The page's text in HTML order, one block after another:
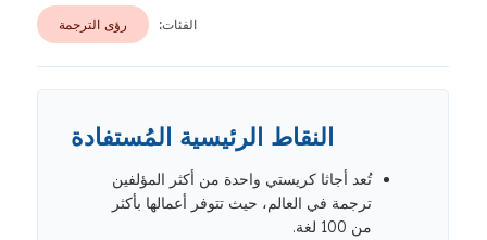
الفئات: رؤى الترجمة
النقاط الرئيسية المُستفادة
تُعد أجاثا كريستي واحدة من أكثر المؤلفين
ترجمة في العالم، حيث تتوفر أعمالها بأكثر
من 100 لغة.